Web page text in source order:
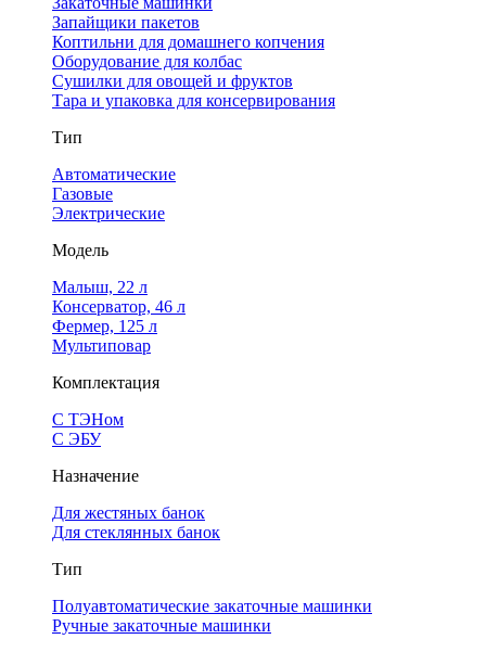
Запайщики пакетов
Коптильни для домашнего копчения
Оборудование для колбас
Сушилки для овощей и фруктов
Тара и упаковка для консервирования
Тип
Автоматические
Газовые
Электрические
Модель
Малыш, 22 л
Консерватор, 46 л
Фермер, 125 л
Мультиповар
Комплектация
С ТЭНом
С ЭБУ
Назначение
Для жестяных банок
Для стеклянных банок
Тип
Полуавтоматические закаточные машинки
Ручные закаточные машинки